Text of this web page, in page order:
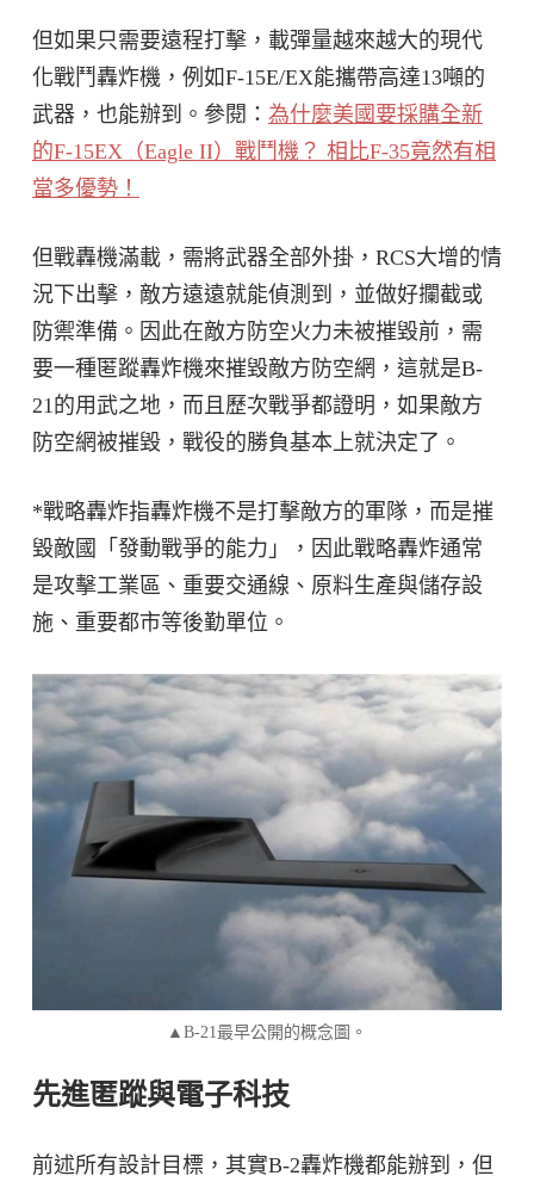
但如果只需要遠程打擊，載彈量越來越大的現代
化戰鬥轟炸機，例如F-15E/EX能攜帶高達13噸的
武器，也能辦到。參閱： 為什麼美國要採購全新
的F-15EX（Eagle II）戰鬥機？ 相比F-35竟然有相
當多優勢！
但戰轟機滿載，需將武器全部外掛，RCS大增的情
況下出擊，敵方遠遠就能偵測到，並做好攔截或
防禦準備。因此在敵方防空火力未被摧毀前，需
要一種匿蹤轟炸機來摧毀敵方防空網，這就是B-
21的用武之地，而且歷次戰爭都證明，如果敵方
防空網被摧毀，戰役的勝負基本上就決定了。
*戰略轟炸指轟炸機不是打擊敵方的軍隊，而是摧
毀敵國「發動戰爭的能力」，因此戰略轟炸通常
是攻擊工業區、重要交通線、原料生產與儲存設
施、重要都市等後勤單位。
▲B-21最早公開的概念圖。
先進匿蹤與電子科技
前述所有設計目標，其實B-2轟炸機都能辦到，但